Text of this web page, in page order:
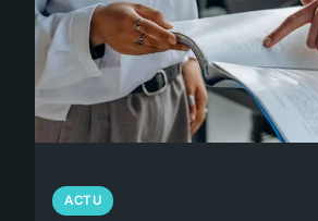
ACTU